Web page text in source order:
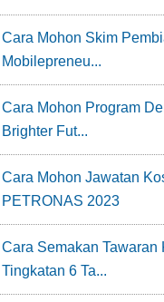
Cara Mohon Skim
Mobilepreneu...
Cara Mohon Program
Brighter Fut...
Cara Mohon Jawatan
PETRONAS 2023
Cara Semakan Tawaran
Tingkatan 6 Ta...